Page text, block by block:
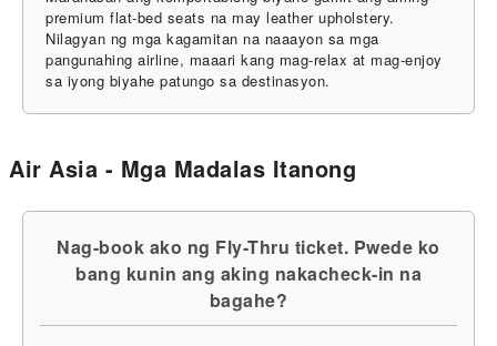
premium flat-bed seats na may leather upholstery.
Nilagyan ng mga kagamitan na naaayon sa mga
pangunahing airline, maaari kang mag-relax at mag-enjoy
sa iyong biyahe patungo sa destinasyon.
Air Asia - Mga Madalas Itanong
Nag-book ako ng Fly-Thru ticket. Pwede ko
bang kunin ang aking nakacheck-in na
bagahe?